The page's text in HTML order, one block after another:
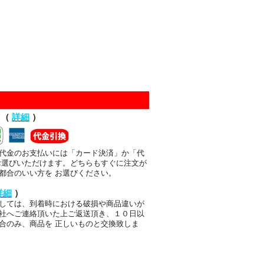
詳細 ）
金のお支払いには「カード決済」か「代
びいただけます。どちらもすぐに注文が
合のいい方を お選びください。
細 ）
ては、到着時における破損や商品違いが
へご連絡頂いた上ご返送頂き、１０日以
のみ、商品を 正しいものと交換致しま